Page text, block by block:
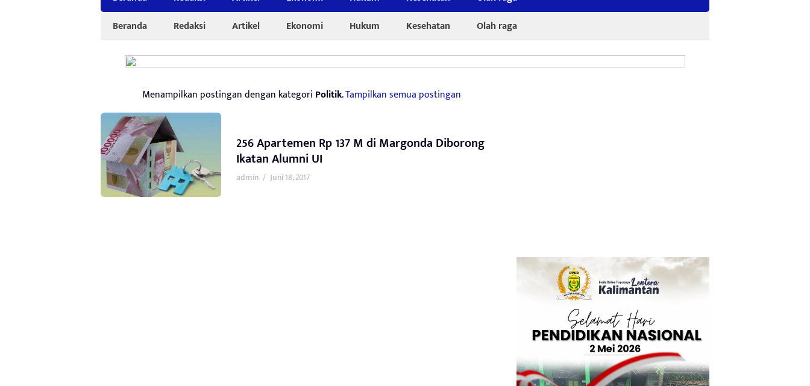
Beranda
Redaksi Artikel Ekonomi Hukum Kesehatan Olah raga
Menampilkan postingan dengan kategori Politik.Tampilkan semua postingan
256 Apartemen Rp 137 M di Margonda Diborong
Ikatan Alumni UI
admin / Juni 18, 2017